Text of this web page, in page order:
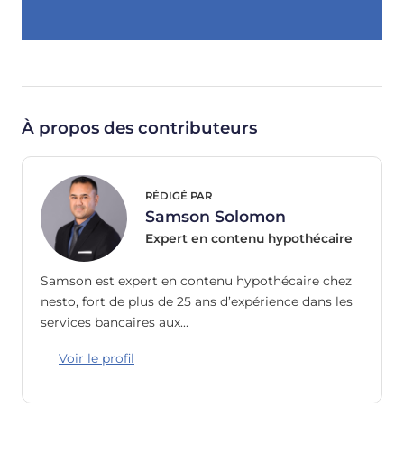
À propos des contributeurs
RÉDIGÉ PAR
Samson Solomon
Expert en contenu hypothécaire
Samson est expert en contenu hypothécaire chez
nesto, fort de plus de 25 ans d’expérience dans les
services bancaires aux…
Voir le profil